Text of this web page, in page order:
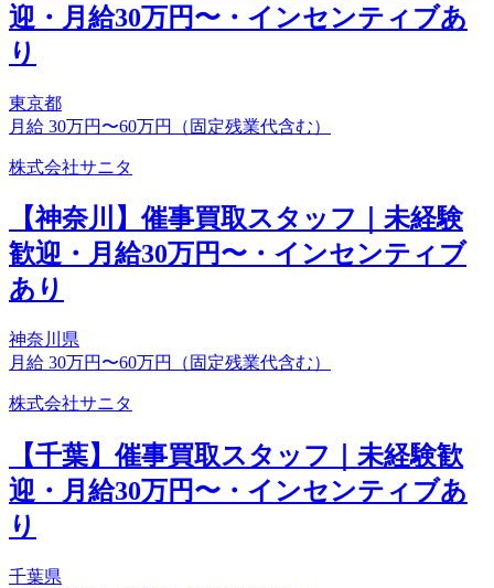
迎・月給30万円〜・インセンティブあ
り
東京都
月給 30万円〜60万円（固定残業代含む）
株式会社サニタ
【神奈川】催事買取スタッフ｜未経験
歓迎・月給30万円〜・インセンティブ
あり
神奈川県
月給 30万円〜60万円（固定残業代含む）
株式会社サニタ
【千葉】催事買取スタッフ｜未経験歓
迎・月給30万円〜・インセンティブあ
り
千葉県